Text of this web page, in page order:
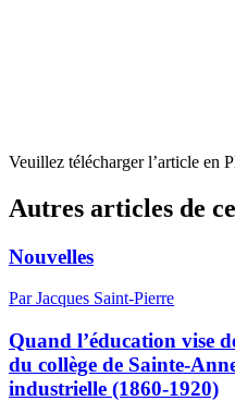
Veuillez télécharger l’article en
Autres articles de
Nouvelles
Par Jacques Saint-Pierre
Quand l’éducation vise
du collège de Sainte-
industrielle (1860-1920)